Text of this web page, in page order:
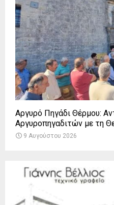
Αργυρό Πηγάδι Θέρμου:
Αργυροπηγαδιτών με τη
9 Αυγούστου 2026